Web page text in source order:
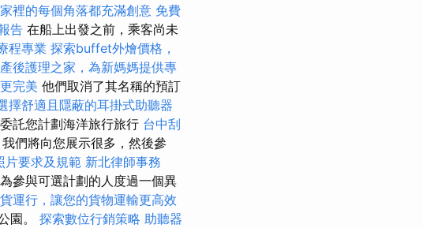
裡的每個角落都充滿創意 免費
告 在船上出發之前，乘客尚未
程專業 探索buffet外燴價格，
後護理之家，為新媽媽提供專
完美 他們取消了其名稱的預訂
擇舒適且隱蔽的耳掛式助聽器
託您計劃海洋旅行旅行 台中刮
們將向您展示很多，然後參
片要求及規範 新北律師事務
參與可選計劃的人度過一個異
運行，讓您的貨物運輸更高效
園。 探索數位行銷策略 助聽器